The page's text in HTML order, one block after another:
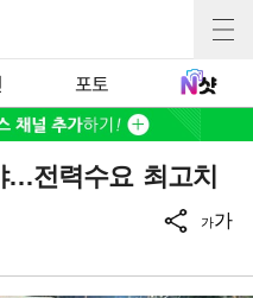
포토
…전력수요 최고치
가가